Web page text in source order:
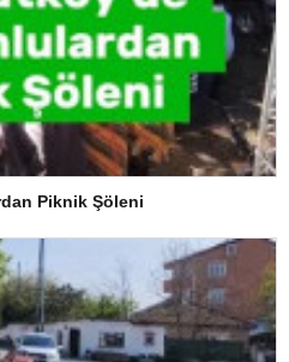
Piknik Şöleni